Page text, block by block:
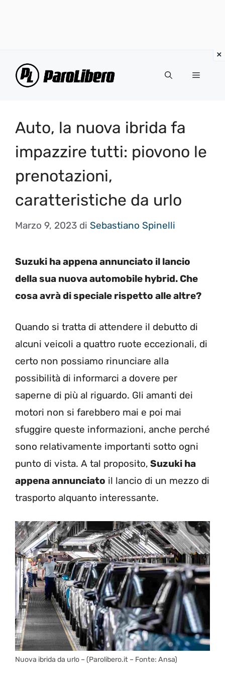
Menu
Auto, la nuova ibrida fa
impazzire tutti: piovono le
prenotazioni,
caratteristiche da urlo
Marzo 9, 2023 di Sebastiano Spinelli
Suzuki ha appena annunciato il lancio
della sua nuova automobile hybrid. Che
cosa avrà di speciale rispetto alle altre?
Quando si tratta di attendere il debutto di
alcuni veicoli a quattro ruote eccezionali, di
certo non possiamo rinunciare alla
possibilità di informarci a dovere per
saperne di più al riguardo. Gli amanti dei
motori non si farebbero mai e poi mai
sfuggire queste informazioni, anche perché
sono relativamente importanti sotto ogni
punto di vista. A tal proposito, Suzuki ha
appena annunciato il lancio di un mezzo di
trasporto alquanto interessante.
Nuova ibrida da urlo – (Parolibero.it – Fonte: Ansa)